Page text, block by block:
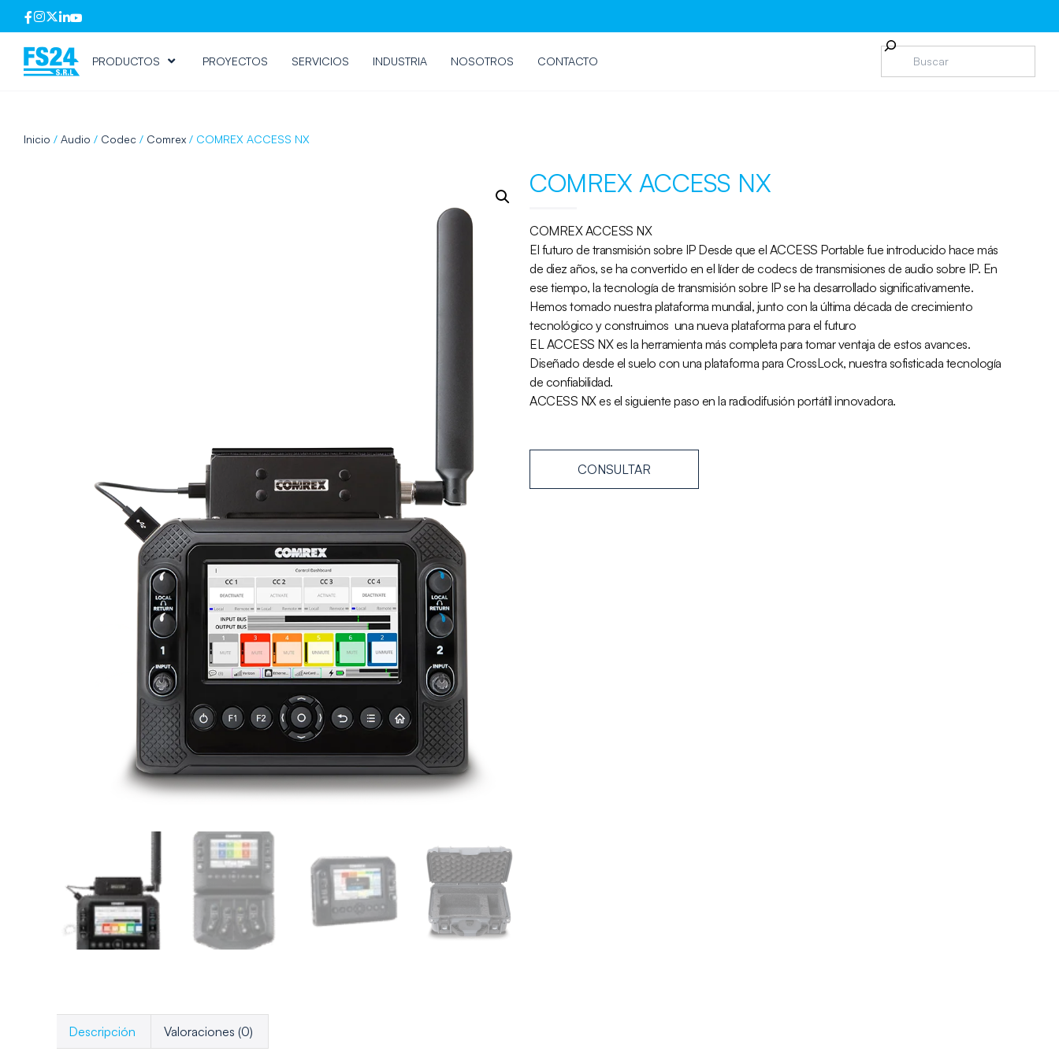
PRODUCTOS PROYECTOS SERVICIOS INDUSTRIA NOSOTROS CONTACTO
Inicio / Audio / Codec / Comrex / COMREX ACCESS NX
COMREX ACCESS NX
COMREX ACCESS NX
El futuro de transmisión sobre IP Desde que el ACCESS Portable fue introducido hace más
de diez años, se ha convertido en el líder de codecs de transmisiones de audio sobre IP. En
ese tiempo, la tecnología de transmisión sobre IP se ha desarrollado significativamente.
Hemos tomado nuestra plataforma mundial, junto con la última década de crecimiento
tecnológico y construimos una nueva plataforma para el futuro
EL ACCESS NX es la herramienta más completa para tomar ventaja de estos avances.
Diseñado desde el suelo con una plataforma para CrossLock, nuestra sofisticada tecnología
de confiabilidad.
ACCESS NX es el siguiente paso en la radiodifusión portátil innovadora.
CONSULTAR
Descripción Valoraciones (0)